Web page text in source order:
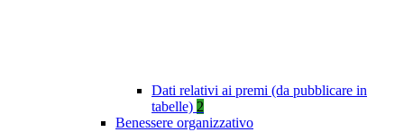
Dati relativi ai premi (da pubblicare in
tabelle) 2
Benessere organizzativo